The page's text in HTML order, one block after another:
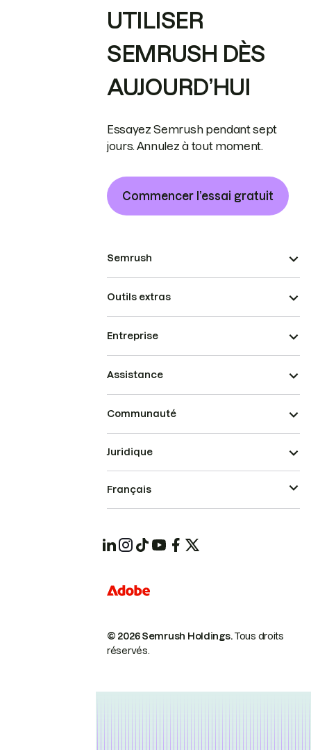
UTILISER
SEMRUSH DÈS
AUJOURD’HUI
Essayez Semrush pendant sept
jours. Annulez à tout moment.
Commencer l’essai gratuit
Semrush
Outils extras
Entreprise
Assistance
Communauté
© 2026 Semrush Holdings.Tous droits
réservés.
Juridique
Français